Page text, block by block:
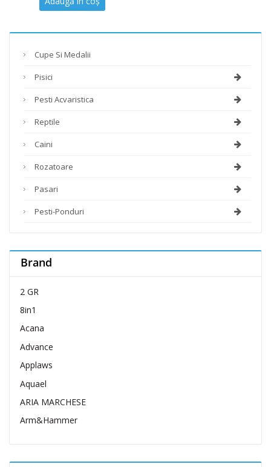
Cupe Si Medalii
Pisici
Pesti Acvaristica
Reptile
Caini
Rozatoare
Pasari
Pesti-Ponduri
Brand
2 GR
8in1
Acana
Advance
Applaws
Aquael
ARIA MARCHESE
Arm&Hammer